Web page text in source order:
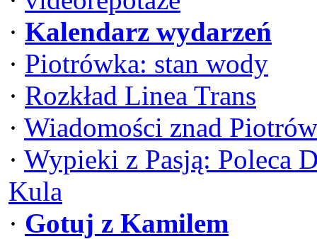
· Kalendarz wydarzeń
· Piotrówka: stan wody
· Rozkład Linea Trans
· Wiadomości znad
· Wypieki z Pasją: Poleca
Kula
· Gotuj z Kamilem